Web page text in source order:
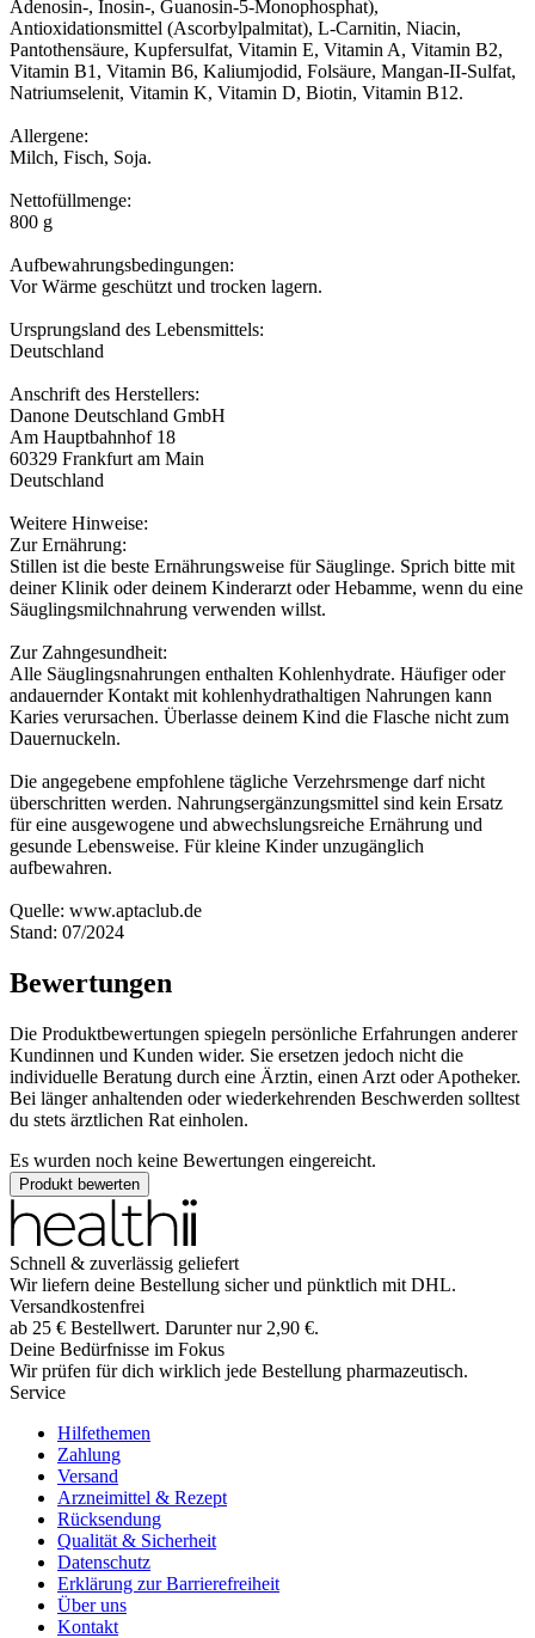
Adenosin-, Inosin-, Guanosin-5-Monophosphat),
Antioxidationsmittel (Ascorbylpalmitat), L-Carnitin, Niacin,
Pantothensäure, Kupfersulfat, Vitamin E, Vitamin A, Vitamin B2,
Vitamin B1, Vitamin B6, Kaliumjodid, Folsäure, Mangan-II-Sulfat,
Natriumselenit, Vitamin K, Vitamin D, Biotin, Vitamin B12.
Allergene:
Milch, Fisch, Soja.
Nettofüllmenge:
800 g
Aufbewahrungsbedingungen:
Vor Wärme geschützt und trocken lagern.
Ursprungsland des Lebensmittels:
Deutschland
Anschrift des Herstellers:
Danone Deutschland GmbH
Am Hauptbahnhof 18
60329 Frankfurt am Main
Deutschland
Weitere Hinweise:
Zur Ernährung:
Stillen ist die beste Ernährungsweise für Säuglinge. Sprich bitte mit
deiner Klinik oder deinem Kinderarzt oder Hebamme, wenn du eine
Säuglingsmilchnahrung verwenden willst.
Zur Zahngesundheit:
Alle Säuglingsnahrungen enthalten Kohlenhydrate. Häufiger oder
andauernder Kontakt mit kohlenhydrathaltigen Nahrungen kann
Karies verursachen. Überlasse deinem Kind die Flasche nicht zum
Dauernuckeln.
Die angegebene empfohlene tägliche Verzehrsmenge darf nicht
überschritten werden. Nahrungsergänzungsmittel sind kein Ersatz
für eine ausgewogene und abwechslungsreiche Ernährung und
gesunde Lebensweise. Für kleine Kinder unzugänglich
aufbewahren.
Quelle: www.aptaclub.de
Stand: 07/2024
Bewertungen
Die Produktbewertungen spiegeln persönliche Erfahrungen anderer
Kundinnen und Kunden wider. Sie ersetzen jedoch nicht die
individuelle Beratung durch eine Ärztin, einen Arzt oder Apotheker.
Bei länger anhaltenden oder wiederkehrenden Beschwerden solltest
du stets ärztlichen Rat einholen.
Es wurden noch keine Bewertungen eingereicht.
Produkt bewerten
Schnell & zuverlässig geliefert
Wir liefern deine Bestellung sicher und pünktlich mit DHL.
Versandkostenfrei
ab 25 € Bestellwert. Darunter nur 2,90 €.
Deine Bedürfnisse im Fokus
Wir prüfen für dich wirklich jede Bestellung pharmazeutisch.
Service
Hilfethemen
Zahlung
Versand
Arzneimittel & Rezept
Rücksendung
Qualität & Sicherheit
Datenschutz
Erklärung zur Barrierefreiheit
Über uns
Kontakt